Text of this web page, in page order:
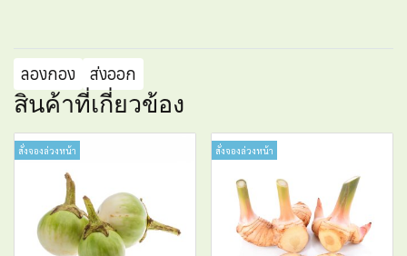
ลองกอง ส่งออก
สินค้าที่เกี่ยวข้อง
สั่งจองล่วงหน้า สั่งจองล่วงหน้า